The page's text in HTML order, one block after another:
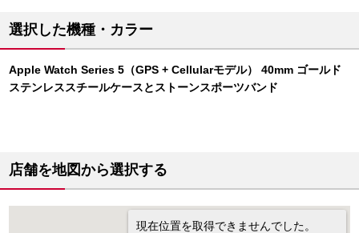
選択した機種・カラー
Apple Watch Series 5（GPS + Cellularモデル） 40mm ゴールド
ステンレススチールケースとストーンスポーツバンド
店舗を地図から選択する
現在位置を取得できませんでした。